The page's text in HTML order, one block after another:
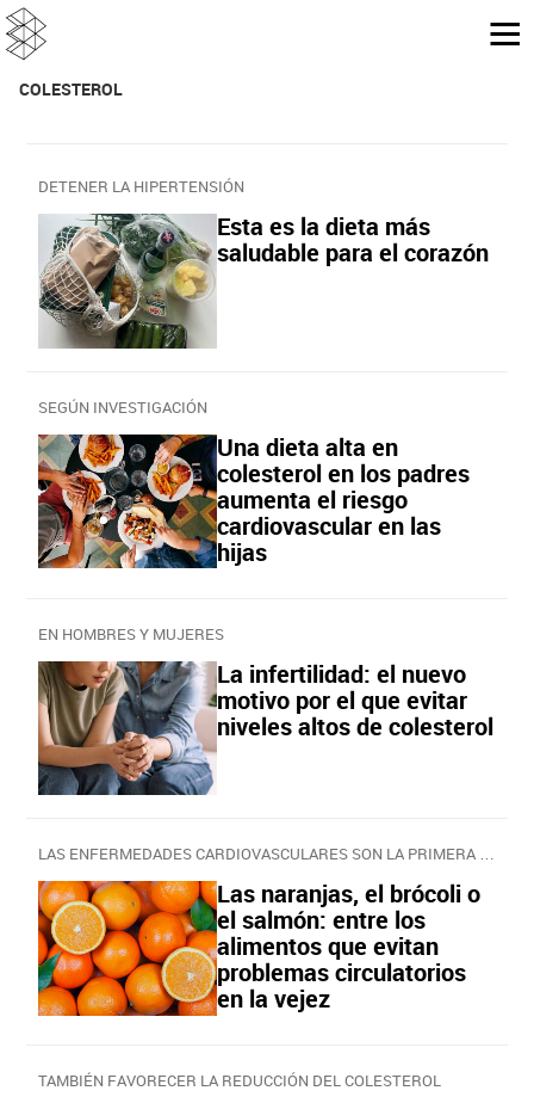
COLESTEROL
DETENER LA HIPERTENSIÓN
Esta es la dieta más
saludable para el corazón
SEGÚN INVESTIGACIÓN
Una dieta alta en
colesterol en los padres
aumenta el riesgo
cardiovascular en las
hijas
EN HOMBRES Y MUJERES
La infertilidad: el nuevo
motivo por el que evitar
niveles altos de colesterol
LAS ENFERMEDADES CARDIOVASCULARES SON LA PRIMERA CAUSA DE MUERTE EN ESPAÑA
Las naranjas, el brócoli o
el salmón: entre los
alimentos que evitan
problemas circulatorios
en la vejez
TAMBIÉN FAVORECER LA REDUCCIÓN DEL COLESTEROL